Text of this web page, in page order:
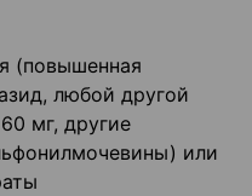
(повышенная
любой другой
мг, другие
или